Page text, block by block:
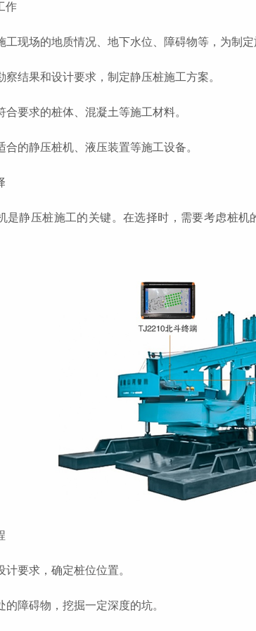
作
工现场的地质情况、地下水位、障碍物等，为制定
察结果和设计要求，制定静压桩施工方案。
合要求的桩体、混凝土等施工材料。
合的静压桩机、液压装置等施工设备。
是静压桩施工的关键。在选择时，需要考虑桩
计要求，确定桩位位置。
的障碍物，挖掘一定深度的坑。